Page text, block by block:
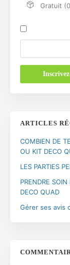
Gratuit
ARTICLES
COMBIEN DE
OU KIT DECO
LES PARTIES
PRENDRE
DECO QUAD
Gérer ses avis